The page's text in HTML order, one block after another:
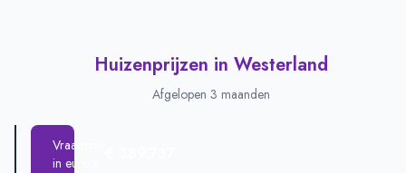
Huizenprijzen in Westerland
Afgelopen 3 maanden
Vraagprijs
in euro's